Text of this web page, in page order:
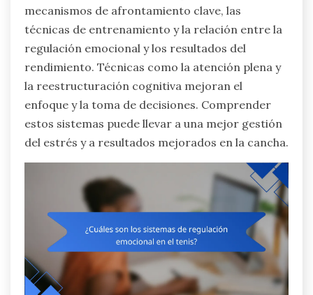
mecanismos de afrontamiento clave, las
técnicas de entrenamiento y la relación entre la
regulación emocional y los resultados del
rendimiento. Técnicas como la atención plena y
la reestructuración cognitiva mejoran el
enfoque y la toma de decisiones. Comprender
estos sistemas puede llevar a una mejor gestión
del estrés y a resultados mejorados en la cancha.